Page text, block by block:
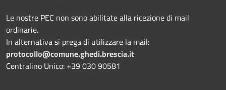
Le nostre PEC non sono abilitate alla ricezione di mail
ordinarie.
In alternativa si prega di utilizzare la mail:
protocollo@comune.ghedi.brescia.it
Centralino Unico: +39 030 90581